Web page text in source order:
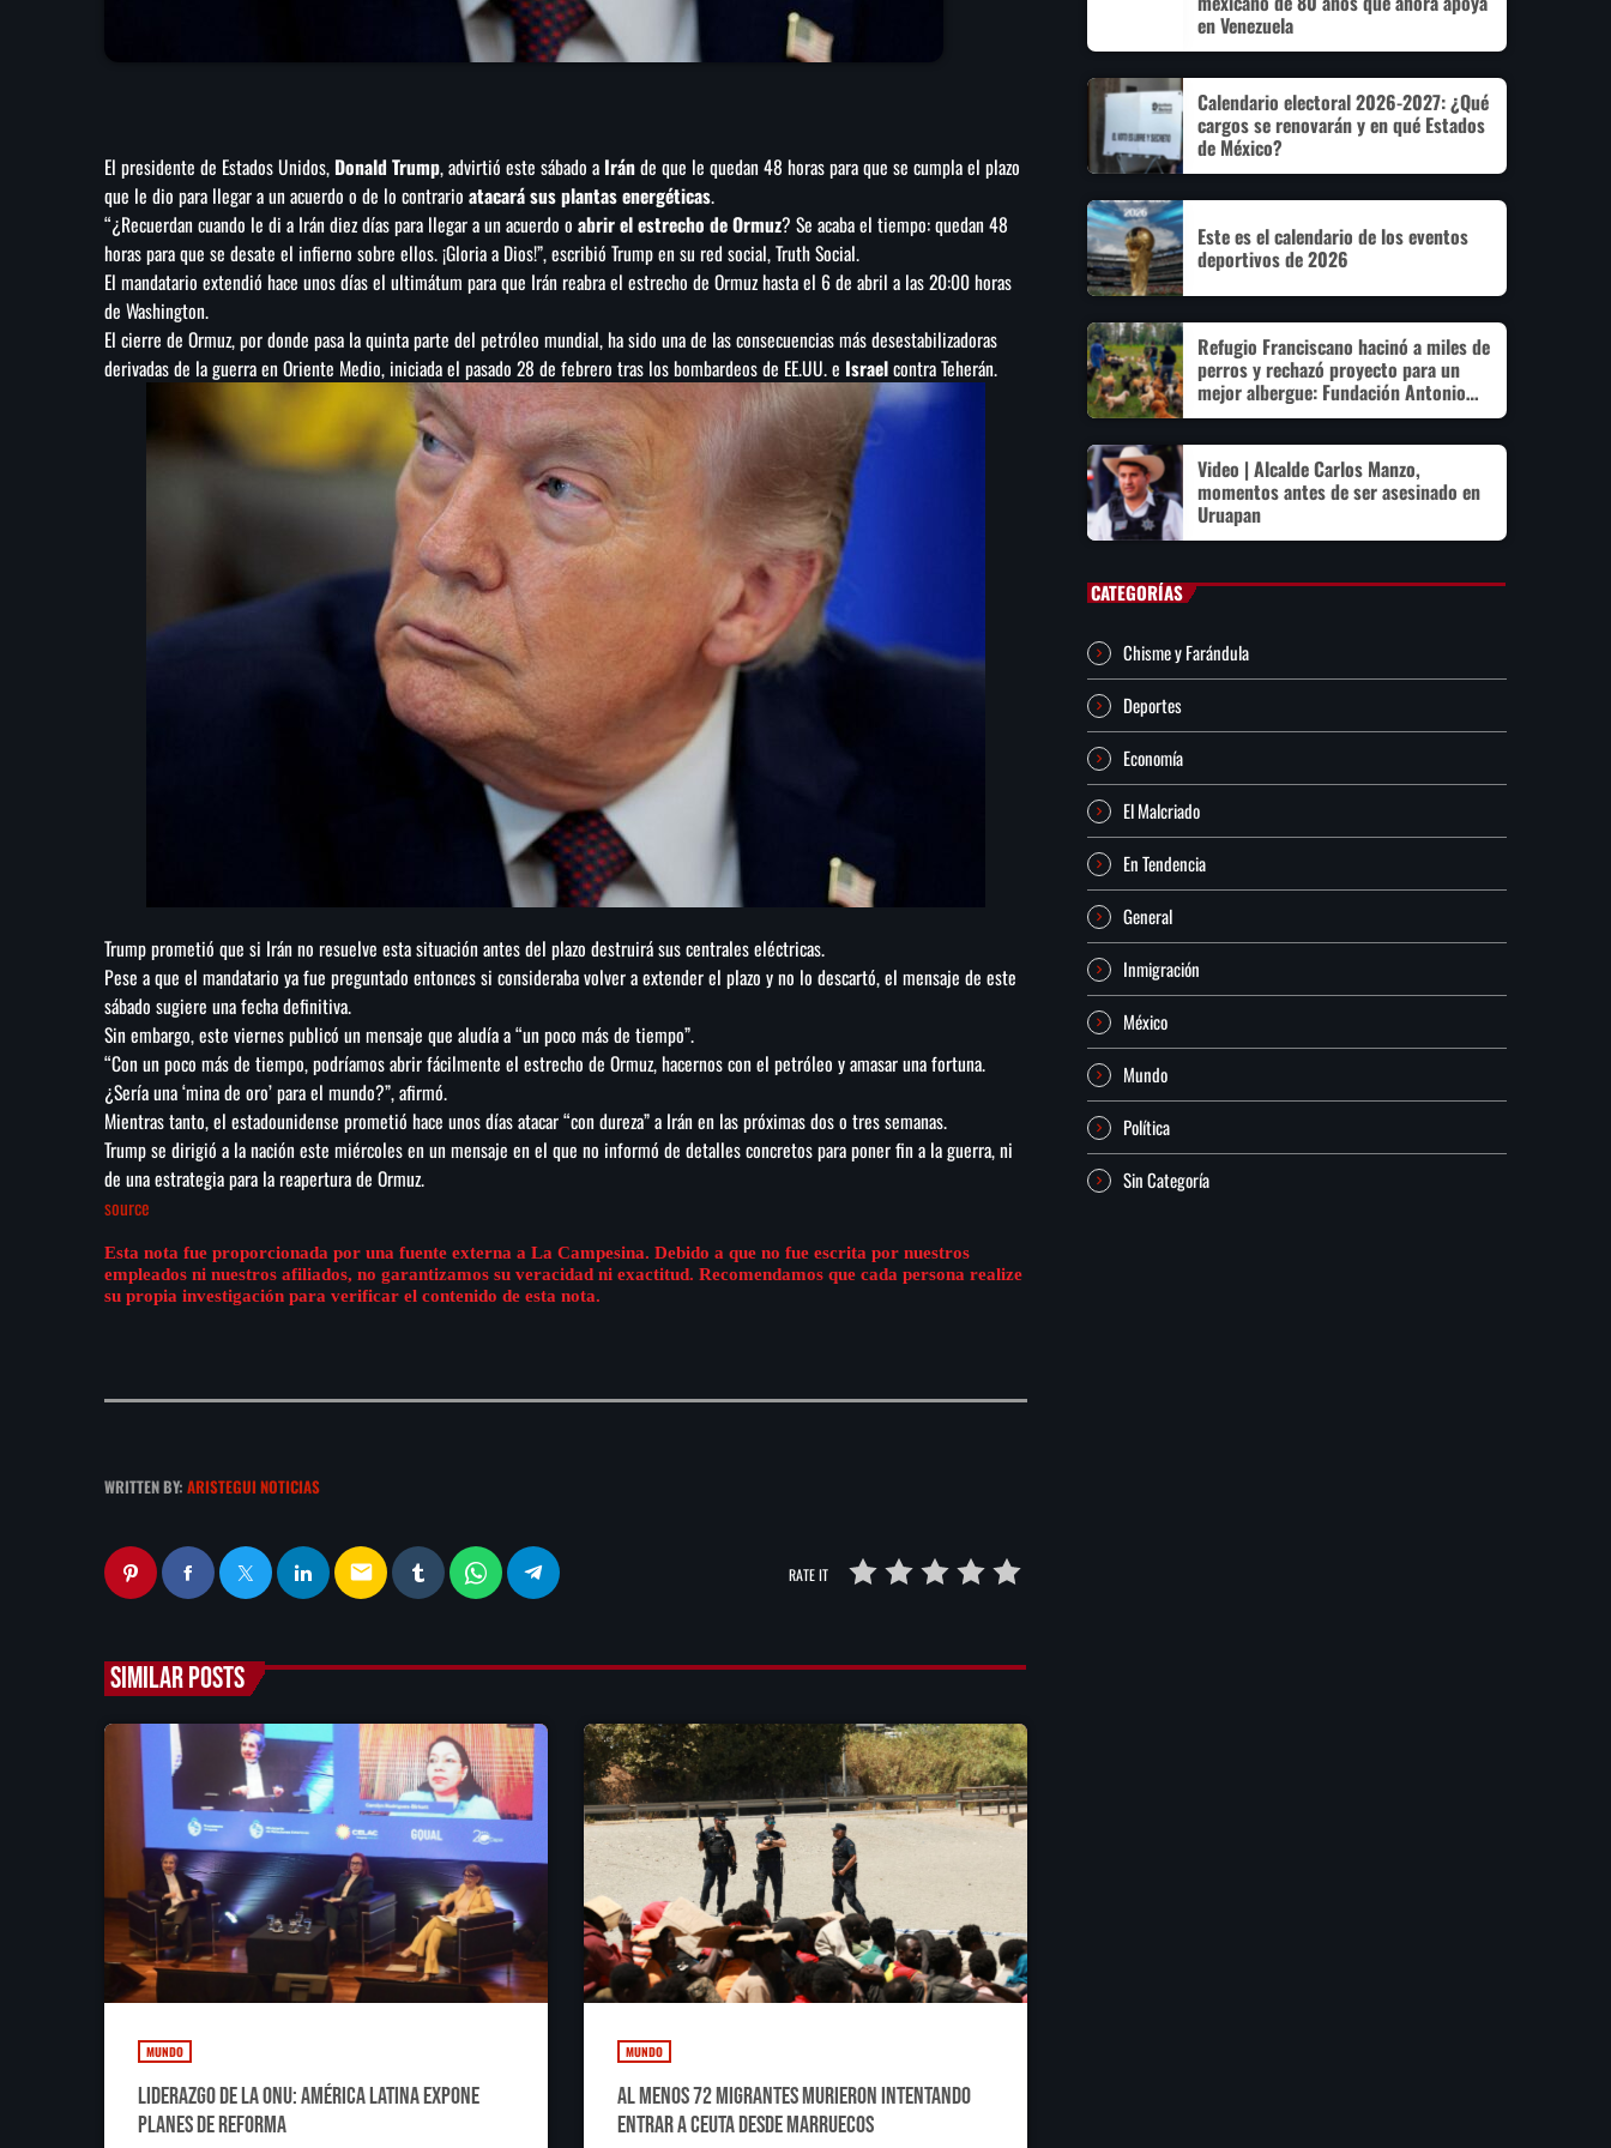
El presidente de Estados Unidos, Donald Trump, advirtió este sábado a Iránde que le quedan 48 horas para que se cumpla el plazo
que le dio para llegar a un acuerdo o de lo contrario atacará sus plantas energéticas.
“¿Recuerdan cuando le di a Irán diez días para llegar a un acuerdo o abrir el estrecho de Ormuz? Se acaba el tiempo: quedan 48
horas para que se desate el infierno sobre ellos. ¡Gloria a Dios!”, escribió Trump en su red social, Truth Social.
El mandatario extendió hace unos días el ultimátum para que Irán reabra el estrecho de Ormuz hasta el 6 de abril a las 20:00 horas
de Washington.
El cierre de Ormuz, por donde pasa la quinta parte del petróleo mundial, ha sido una de las consecuencias más desestabilizadoras
derivadas de la guerra en Oriente Medio, iniciada el pasado 28 de febrero tras los bombardeos de EE.UU. e Israelcontra Teherán.
Trump prometió que si Irán no resuelve esta situación antes del plazo destruirá sus centrales eléctricas.
Pese a que el mandatario ya fue preguntado entonces si consideraba volver a extender el plazo y no lo descartó, el mensaje de este
sábado sugiere una fecha definitiva.
Sin embargo, este viernes publicó un mensaje que aludía a “un poco más de tiempo”.
“Con un poco más de tiempo, podríamos abrir fácilmente el estrecho de Ormuz, hacernos con el petróleo y amasar una fortuna.
¿Sería una ‘mina de oro’ para el mundo?”, afirmó.
Mientras tanto, el estadounidense prometió hace unos días atacar “con dureza” a Irán en las próximas dos o tres semanas.
Trump se dirigió a la nación este miércoles en un mensaje en el que no informó de detalles concretos para poner fin a la guerra, ni
de una estrategia para la reapertura de Ormuz.
source
Esta nota fue proporcionada por una fuente externa a La Campesina. Debido a que no fue escrita por nuestros
empleados ni nuestros afiliados, no garantizamos su veracidad ni exactitud. Recomendamos que cada persona realize
su propia investigación para verificar el contenido de esta nota.
WRITTEN BY: ARISTEGUI NOTICIAS
email RATE IT
SIMILAR POSTS
MUNDO
Liderazgo de la ONU: América Latina expone
planes de reforma
MUNDO
Al menos 72 migrantes murieron intentando
entrar a Ceuta desde Marruecos
en Venezuela
Calendario electoral 2026-2027: ¿Qué
cargos se renovarán y en qué Estados
de México?
Este es el calendario de los eventos
deportivos de 2026
Refugio Franciscano hacinó a miles de
perros y rechazó proyecto para un
mejor albergue: Fundación Antonio
Hagenbeck
Video | Alcalde Carlos Manzo,
momentos antes de ser asesinado en
Uruapan
CATEGORÍAS
Chisme y Farándula
Deportes
Economía
El Malcriado
En Tendencia
General
Inmigración
México
Mundo
Política
Sin Categoría